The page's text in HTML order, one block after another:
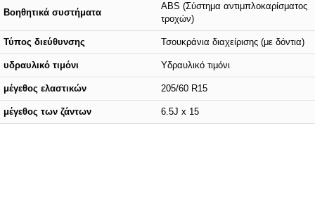
Βοηθητικά συστήματα
ABS (Σύστημα αντιμπλοκαρίσματος
τροχών)
Τύπος διεύθυνσης Τσουκράνια διαχείρισης (με δόντια)
υδραυλικό τιμόνι Υδραυλικό τιμόνι
μέγεθος ελαστικών 205/60 R15
μέγεθος των ζάντων 6.5J x 15